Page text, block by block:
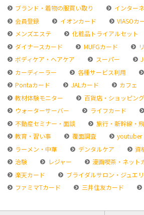
ブランド・着物の服買い取り
インター
会員登録
イオンカード
VIASOカ
メンズエステ
化粧品トライアルセット
ダイナースカード
MUFGカード
ボディケア・ヘアケア
スーパー
カーディーラー
各種サービス利用
Pontaカード
JALカード
カフェ
教材体験モニター
百貨店・ショッピン
ウォーターサーバー
ライフカード
不動産セミナー・面談
旅行・新幹線・
教育・習い事
覆面調査
youtuber
ラーメン・中華
デンタルケア
資
治験
レジャー
漫画喫茶・ネット
楽天カード
ブライダルサロン・ジュエ
ファミマTカード
三井住友カード